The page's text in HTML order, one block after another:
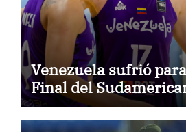
Venezuela sufrió
Final del